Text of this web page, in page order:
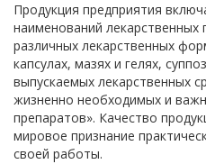
Продукция предприятия
наименований лекарственных
различных лекарственных
капсулах, мазях и гелях,
выпускаемых лекарственных
жизненно необходимых и
препаратов». Качество
мировое признание
своей работы.